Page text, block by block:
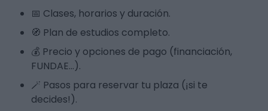
📅 Clases, horarios y duración.
🧭 Plan de estudios completo.
💰 Precio y opciones de pago (financiación,
FUNDAE…).
🪄 Pasos para reservar tu plaza (¡si te
decides!).